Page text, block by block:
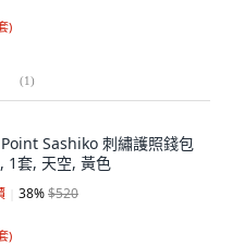
)
(1)
Sashiko 刺繡護照錢包
1套, 天空, 黃色
38%$520
)